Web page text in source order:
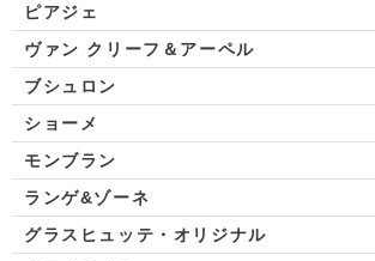
ピアジェ
ヴァン クリーフ＆アーペル
ブシュロン
ショーメ
モンブラン
ランゲ&ゾーネ
グラスヒュッテ・オリジナル